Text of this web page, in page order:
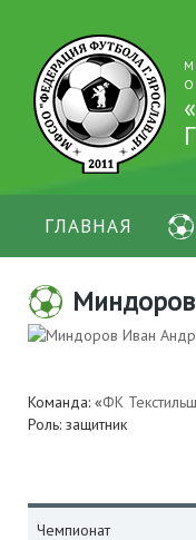
ГЛАВНАЯ
Команда: «ФК
Роль: защитник
Чемпионат